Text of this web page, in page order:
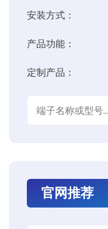
安装方式：
产品功能：
定制产品：
官网推荐